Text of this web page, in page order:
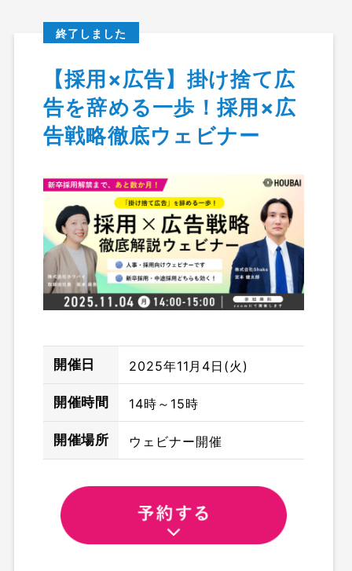
イベント＆セミナー情報
終了しました
【採用×広告】掛け捨て広
告を辞める一歩！採用×広
告戦略徹底ウェビナー
開催日 2025年11月4日(火)
開催時間 14時～15時
開催場所 ウェビナー開催